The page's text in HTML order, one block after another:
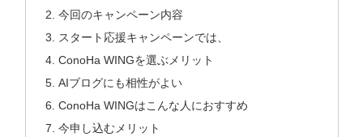
今回のキャンペーン内容
スタート応援キャンペーンでは、
ConoHa WINGを選ぶメリット
AIブログにも相性がよい
ConoHa WINGはこんな人におすすめ
今申し込むメリット